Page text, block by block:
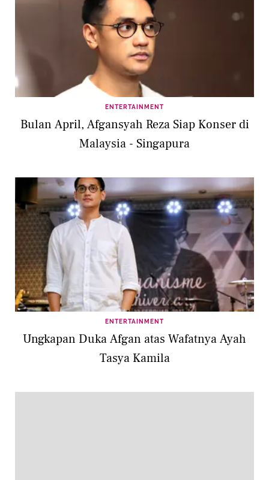
ENTERTAINMENT
Bulan April, Afgansyah Reza Siap Konser di
Malaysia - Singapura
ENTERTAINMENT
Ungkapan Duka Afgan atas Wafatnya Ayah
Tasya Kamila